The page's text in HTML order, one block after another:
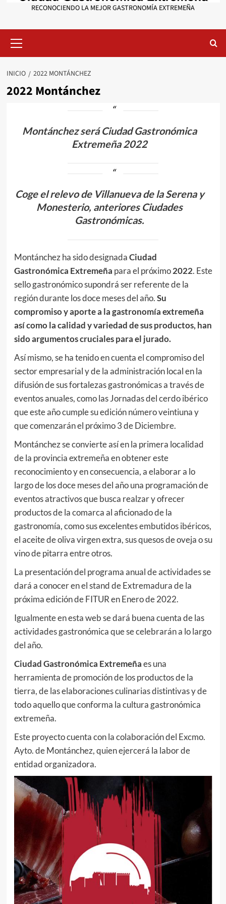
RECONOCIENDO LA MEJOR GASTRONOMÍA EXTREMEÑA
primario
INICIO 2022 MONTÁNCHEZ
2022 Montánchez
Montánchez será Ciudad Gastronómica
Extremeña 2022
Coge el relevo de Villanueva de la Serena y
Monesterio, anteriores Ciudades
Gastronómicas.
Montánchez ha sido designadaCiudad
Gastronómica Extremeña para el próximo2022. Este
sello gastronómico supondrá ser referente de la
región durante los doce meses del año.Su
compromiso y aporte a la gastronomía extremeña
así como la calidad y variedad de sus productos, han
sido argumentos cruciales para el jurado.
Así mismo, se ha tenido en cuenta el compromiso del
sector empresarial y de la administración local en la
difusión de sus fortalezas gastronómicas a través de
eventos anuales, como las Jornadas del cerdo ibérico
que este año cumple su edición número veintiuna y
que comenzarán el próximo 3 de Diciembre.
Montánchez se convierte así en la primera localidad
de la provincia extremeña en obtener este
reconocimiento y en consecuencia, a elaborar a lo
largo de los doce meses del año una programación de
eventos atractivos que busca realzar y ofrecer
productos de la comarca al aficionado de la
gastronomía, como sus excelentes embutidos ibéricos,
el aceite de oliva virgen extra, sus quesos de oveja o su
vino de pitarra entre otros.
La presentación del programa anual de actividades se
dará a conocer en el stand de Extremadura de la
próxima edición de FITUR en Enero de 2022.
Igualmente en esta web se dará buena cuenta de las
actividades gastronómica que se celebrarán a lo largo
del año.
Ciudad Gastronómica Extremeñaes una
herramienta de promoción de los productos de la
tierra, de las elaboraciones culinarias distintivas y de
todo aquello que conforma la cultura gastronómica
extremeña.
Este proyecto cuenta con la colaboración del Excmo.
Ayto. de Montánchez, quien ejercerá la labor de
entidad organizadora.